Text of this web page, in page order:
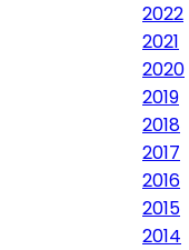
2022
2021
2020
2019
2018
2017
2016
2015
2014